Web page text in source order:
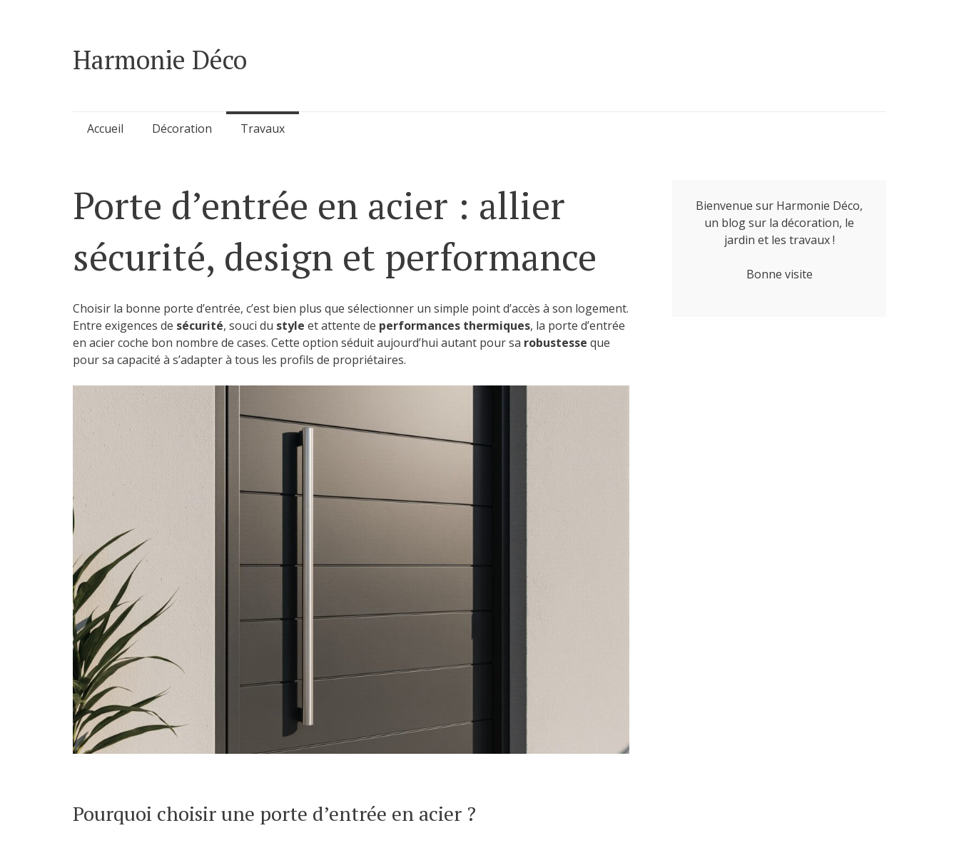
Harmonie Déco
Skip
Accueil Décoration Travaux
Porte d’entrée en acier : allier
sécurité, design et performance
Choisir la bonne porte d’entrée, c’est bien plus que sélectionner un simple point d’accès à son logement.
Entre exigences de sécurité, souci du style et attente de performances thermiques, la porte d’entrée
en acier coche bon nombre de cases. Cette option séduit aujourd’hui autant pour sa robustesse que
pour sa capacité à s’adapter à tous les profils de propriétaires.
Pourquoi choisir une porte d’entrée en acier ?
Bienvenue sur Harmonie Déco,
un blog sur la décoration, le
jardin et les travaux !
Bonne visite